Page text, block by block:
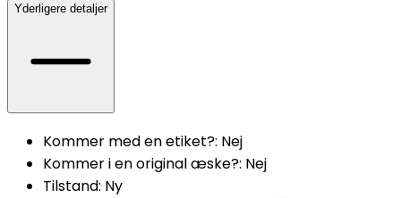
Yderligere detaljer
Kommer med en etiket?: Nej
Kommer i en original æske?: Nej
Tilstand: Ny